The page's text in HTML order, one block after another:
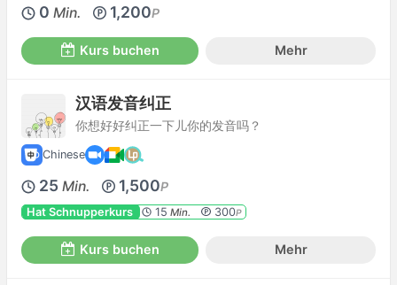
0 Min. 1,200P
Kurs buchen Mehr
汉语发音纠正
你想好好纠正一下儿你的发音吗？
Chinese
25 Min. 1,500P
Hat Schnupperkurs 15 Min. 300P
Kurs buchen Mehr